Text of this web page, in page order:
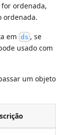
for ordenada,
ordenada.
em ds , se
usado com
um objeto